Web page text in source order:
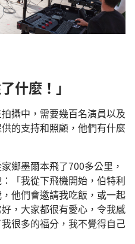
什麼！」
攝中，需要幾百名演員以及
的支持和照顧，他們有什麼
鄉墨爾本飛了700多公里，
「我從下飛機開始，伯特利
他們會邀請我吃飯，或一起
，大家都很有愛心，令我感
很多的福分，我不覺得自己